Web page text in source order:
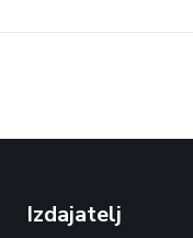
Izdajatelj